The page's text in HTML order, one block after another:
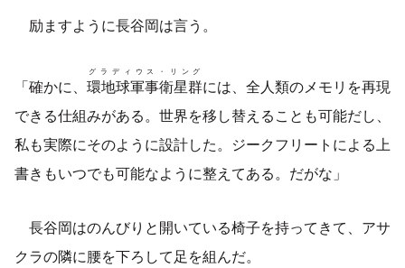
励ますように長谷岡は言う。
「確かに、 環地球軍事衛星群
グラディウス・リング
には、全人類のメモリを再現
できる仕組みがある。世界を移し替えることも可能だし、
私も実際にそのように設計した。ジークフリートによる上
書きもいつでも可能なように整えてある。だがな」
長谷岡はのんびりと開いている椅子を持ってきて、アサ
クラの隣に腰を下ろして足を組んだ。